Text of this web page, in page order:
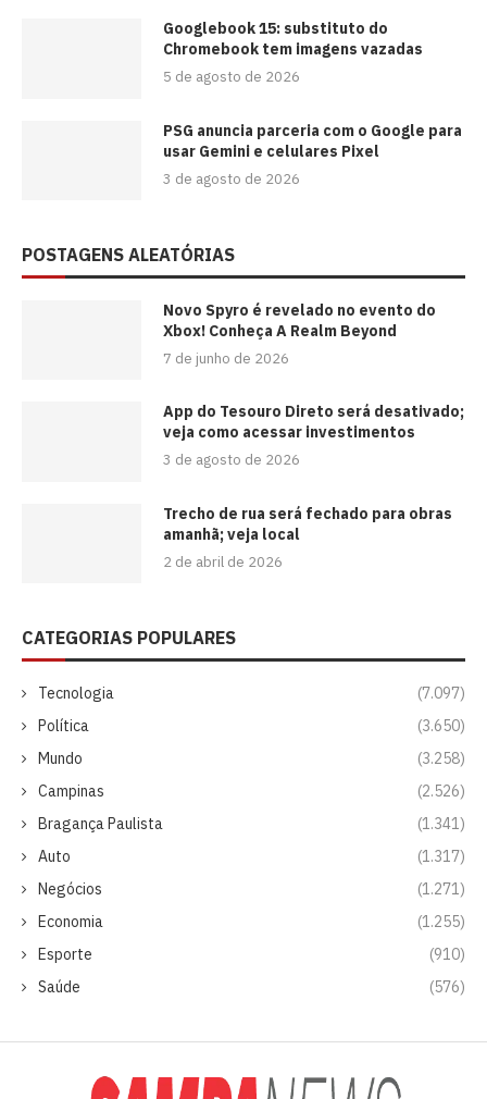
Googlebook 15: substituto do
Chromebook tem imagens vazadas
5 de agosto de 2026
PSG anuncia parceria com o Google para
usar Gemini e celulares Pixel
3 de agosto de 2026
POSTAGENS ALEATÓRIAS
Novo Spyro é revelado no evento do
Xbox! Conheça A Realm Beyond
7 de junho de 2026
App do Tesouro Direto será desativado;
veja como acessar investimentos
3 de agosto de 2026
Trecho de rua será fechado para obras
amanhã; veja local
2 de abril de 2026
CATEGORIAS POPULARES
Tecnologia
(7.097)
Política
(3.650)
Mundo
(3.258)
Campinas
(2.526)
Bragança Paulista
(1.341)
Auto
(1.317)
Negócios
(1.271)
Economia
(1.255)
Esporte
(910)
Saúde
(576)